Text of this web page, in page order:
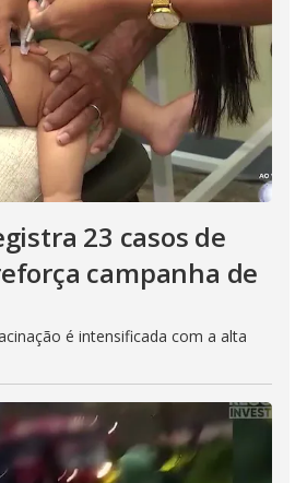
23 casos de
campanha de
é intensificada com a alta